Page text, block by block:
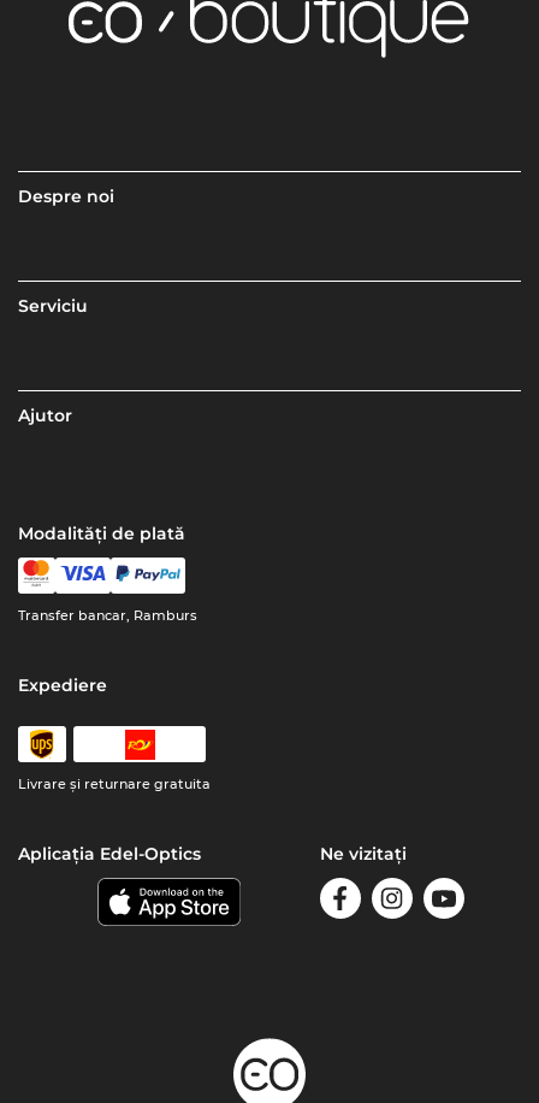
Despre noi
Serviciu
Ajutor
Modalități de plată
Transfer bancar, Ramburs
Expediere
Livrare şi returnare gratuita
Aplicația Edel-Optics Ne vizitați